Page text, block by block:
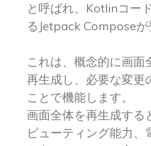
と呼ばれ、Kotlinコー
るJetpack Composeが
これは、概念的に画面
再生成し、必要な変更
ことで機能します。
画面全体を再生成する
ピューティング能力、